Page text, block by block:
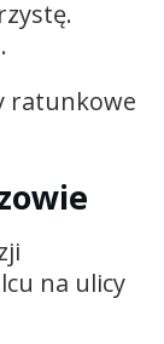
ratunkowe
na ulicy